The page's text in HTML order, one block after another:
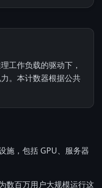
工作负载的驱动下，
。本计数器根据公共
施，包括 GPU、服务器
数百万用户大规模运行这